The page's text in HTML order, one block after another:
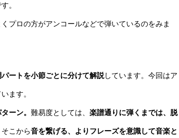
。
プロの方がアンコールなどで弾いているのをみま
ートを小節ごとに分けて解説しています。今回はア
ます。
ーン。 難易度としては、 楽譜通りに弾くまでは、脱
こから音を繋げる、よりフレーズを意識して音楽と
会員ではない方は会員登録してください